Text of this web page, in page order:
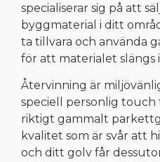
specialiserar sig på att
byggmaterial i ditt
ta tillvara och använda
för att materialet slängs
Återvinning är
speciell personlig
riktigt gammalt
kvalitet som är svår att
och ditt golv får